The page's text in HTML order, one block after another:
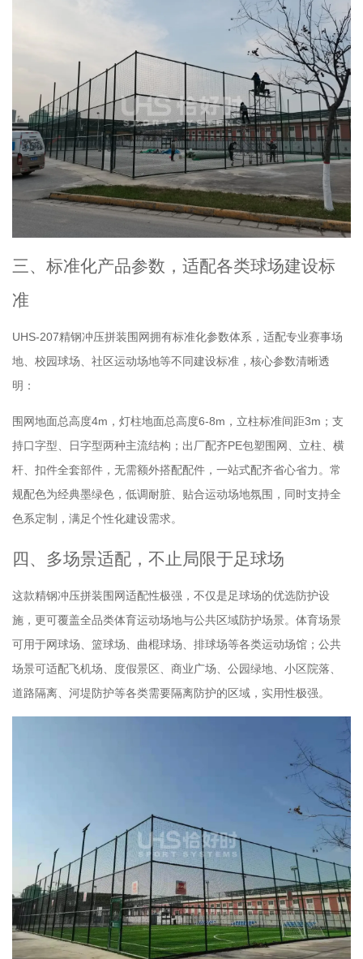
三、标准化产品参数，适配各类球场建设标
准
UHS-207精钢冲压拼装围网拥有标准化参数体系，适配专业赛事场
地、校园球场、社区运动场地等不同建设标准，核心参数清晰透
明：
围网地面总高度4m，灯柱地面总高度6-8m，立柱标准间距3m；支
持口字型、日字型两种主流结构；出厂配齐PE包塑围网、立柱、横
杆、扣件全套部件，无需额外搭配配件，一站式配齐省心省力。常
规配色为经典墨绿色，低调耐脏、贴合运动场地氛围，同时支持全
色系定制，满足个性化建设需求。
四、多场景适配，不止局限于足球场
这款精钢冲压拼装围网适配性极强，不仅是足球场的优选防护设
施，更可覆盖全品类体育运动场地与公共区域防护场景。体育场景
可用于网球场、篮球场、曲棍球场、排球场等各类运动场馆；公共
场景可适配飞机场、度假景区、商业广场、公园绿地、小区院落、
道路隔离、河堤防护等各类需要隔离防护的区域，实用性极强。